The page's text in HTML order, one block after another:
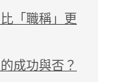
「職稱」更
成功與否？